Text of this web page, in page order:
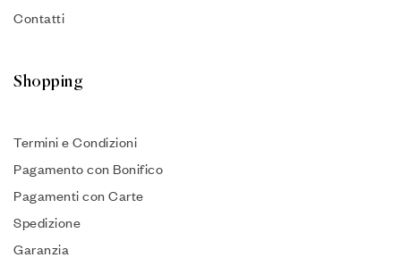
Contatti
Shopping
Termini e Condizioni
Pagamento con Bonifico
Pagamenti con Carte
Spedizione
Garanzia